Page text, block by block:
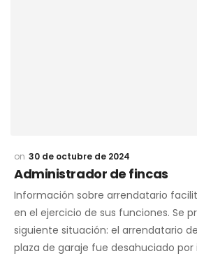
30 de octubre de 2024
Administrador de fincas
Información sobre arrendatario
en el ejercicio de sus funciones. Se
siguiente situación: el arrendatario
plaza de garaje fue desahuciado por